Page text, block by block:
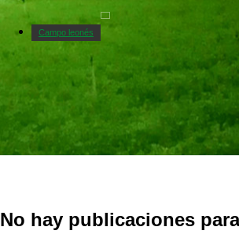
Campo leonés
Descargas
No hay publicaciones